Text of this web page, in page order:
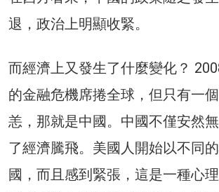
退，政治上明顯收緊。
而經濟上又發生了什麼變化？
的金融危機席捲全球，但只有一
恙，那就是中國。中國不僅安然
了經濟騰飛。美國人開始以不同
國，而且感到緊張，這是一種心